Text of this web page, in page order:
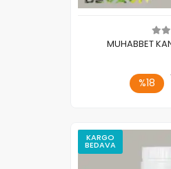
MUHABBET
%18
KARGO
BEDAVA